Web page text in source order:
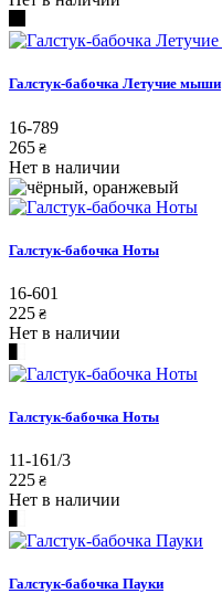
Галстук-бабочка Летучие мыши
16-789
265 ₴
Нет в наличии
Галстук-бабочка Ноты
16-601
225 ₴
Нет в наличии
Галстук-бабочка Ноты
11-161/3
225 ₴
Нет в наличии
Галстук-бабочка Пауки